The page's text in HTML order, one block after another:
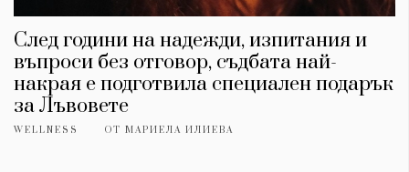
След години на надежди, изпитания и
въпроси без отговор, съдбата най-
накрая е подготвила специален подарък
за Лъвовете
WELLNESS ОТ МАРИЕЛА ИЛИЕВА